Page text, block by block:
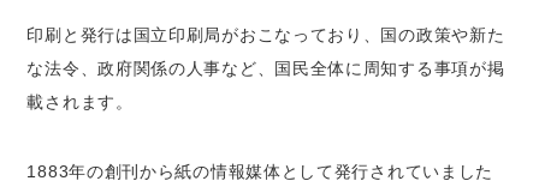
印刷と発行は国立印刷局がおこなっており、国の政策や新た
な法令、政府関係の人事など、国民全体に周知する事項が掲
載されます。
1883年の創刊から紙の情報媒体として発行されていました